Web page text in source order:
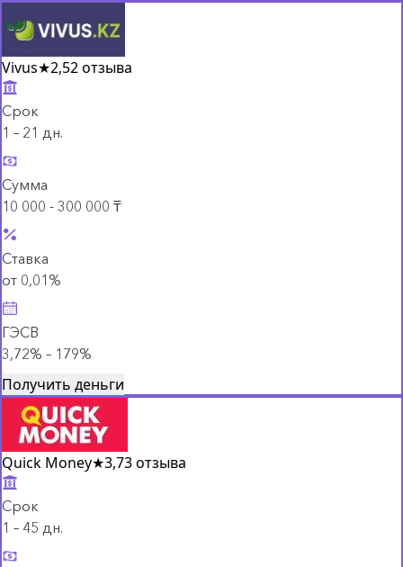
Vivus★2,52 отзыва
Срок
1 – 21 дн.
Сумма
10 000 - 300 000 ₸
Ставка
от 0,01%
ГЭСВ
3,72% – 179%
Получить деньги
Quick Money★3,73 отзыва
Срок
1 – 45 дн.